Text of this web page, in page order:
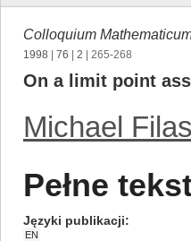
Colloquium
1998 76 2 | 265-268
On a limit point
Michael
Pełne
Języki publikacji
EN